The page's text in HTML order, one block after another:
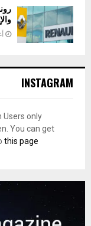
INSTAGRAM
only:
You can get
this page